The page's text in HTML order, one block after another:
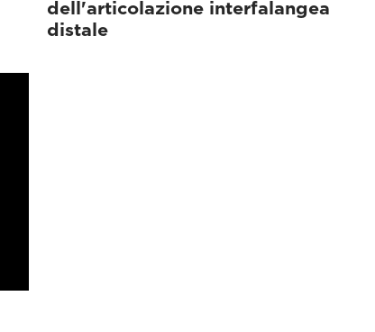
dell'articolazione interfalangea
distale